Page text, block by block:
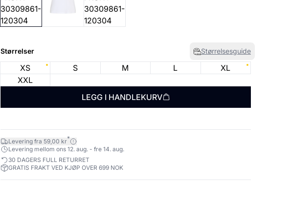
Størrelser Størrelsesguide
XS S M L
XL
XXL
LEGG I HANDLEKURV
Levering fra 59,00 kr*
Levering mellom ons 12. aug. - fre 14. aug.
30 DAGERS FULL RETURRET
GRATIS FRAKT VED KJØP OVER 699 NOK